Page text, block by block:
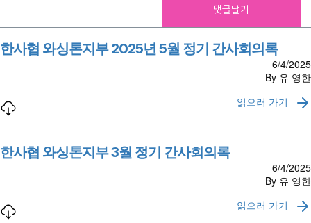
한사협 와싱톤지부 2025년 5월 정기 간사회의록
6/4/2025
By 유 영한
읽으러 가기
한사협 와싱톤지부 3월 정기 간사회의록
6/4/2025
By 유 영한
읽으러 가기